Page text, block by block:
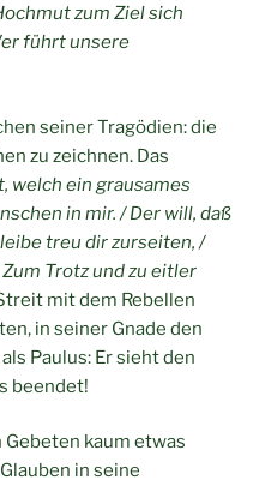
zum Ziel sich
führt unsere
seiner Tragödien: die
zu zeichnen. Das
welch ein grausames
in mir. / Der will, daß
treu dir zurseiten, /
Trotz und zu eitler
mit dem Rebellen
in seiner Gnade den
Paulus: Er sieht den
beendet!
kaum etwas
in seine